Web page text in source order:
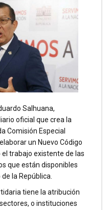
Salhuana,
oficial que crea la
Comisión Especial
un Nuevo Código
trabajo existente de las
que están disponibles
la República.
tiene la atribución
o instituciones